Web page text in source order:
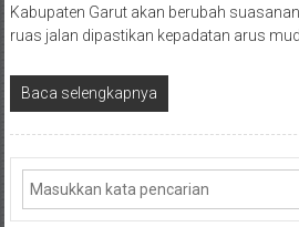
Kabupaten Garut akan berubah
ruas jalan dipastikan kepadatan arus
Baca selengkapnya